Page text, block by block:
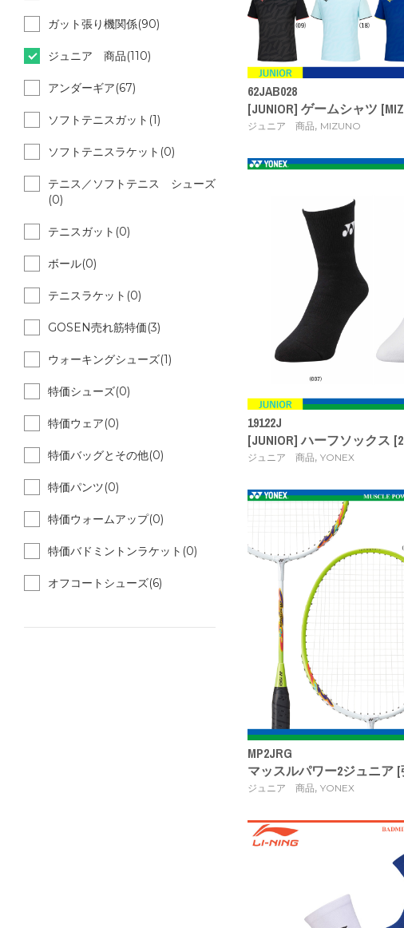
62JAB028
[JUNIOR] ゲームシャツ
ジュニア 商品, MIZUNO
19122J
[JUNIOR] ハーフソックス
ジュニア 商品, YONEX
MP2JRG
マッスルパワー2ジュニア [
ジュニア 商品, YONEX
ガット張り機関係(90)
ジュニア 商品(110)
アンダーギア(67)
ソフトテニスガット(1)
ソフトテニスラケット(0)
テニス／ソフトテニス シューズ
(0)
テニスガット(0)
ボール(0)
テニスラケット(0)
GOSEN売れ筋特価(3)
ウォーキングシューズ(1)
特価シューズ(0)
特価ウェア(0)
特価バッグとその他(0)
特価パンツ(0)
特価ウォームアップ(0)
特価バドミントンラケット(0)
オフコートシューズ(6)